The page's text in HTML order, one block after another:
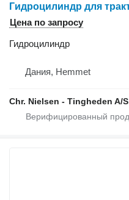
Цена по запросу
Гидроцилиндр
Дания, Hemmet
Chr. Nielsen - Tingheden A/S